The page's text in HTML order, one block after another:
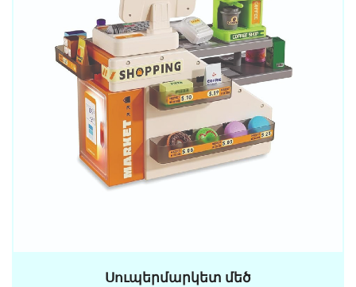
Սուպերմարկետ մեծ